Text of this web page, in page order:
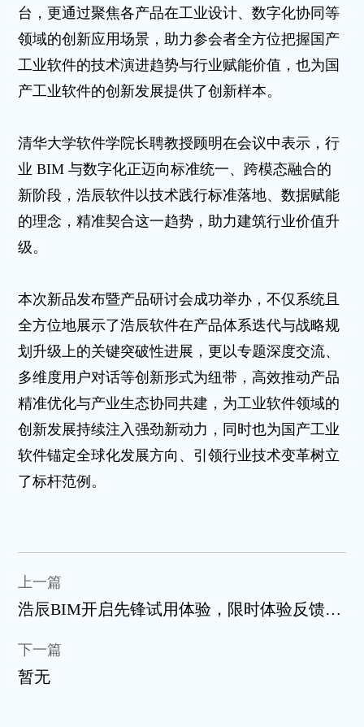
台，更通过聚焦各产品在工业设计、数字化协同等
领域的创新应用场景，助力参会者全方位把握国产
工业软件的技术演进趋势与行业赋能价值，也为国
产工业软件的创新发展提供了创新样本。
清华大学软件学院长聘教授顾明在会议中表示，行
业 BIM 与数字化正迈向标准统一、跨模态融合的
新阶段，浩辰软件以技术践行标准落地、数据赋能
的理念，精准契合这一趋势，助力建筑行业价值升
级。
本次新品发布暨产品研讨会成功举办，不仅系统且
全方位地展示了浩辰软件在产品体系迭代与战略规
划升级上的关键突破性进展，更以专题深度交流、
多维度用户对话等创新形式为纽带，高效推动产品
精准优化与产业生态协同共建，为工业软件领域的
创新发展持续注入强劲新动力，同时也为国产工业
软件锚定全球化发展方向、引领行业技术变革树立
了标杆范例。
上一篇
浩辰BIM开启先锋试用体验，限时体验反馈享
下一篇
暂无